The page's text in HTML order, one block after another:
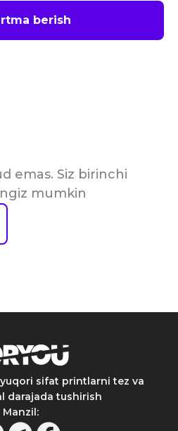
berish
emas. Siz birinchi
mumkin
sifat printlarni tez va
darajada tushirish
Manzil: